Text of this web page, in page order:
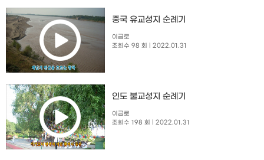
중국 유교성지 순례기
이금로
조회수 98 회
| 2022.01.31
인도 불교성지 순례기
이금로
조회수 198 회
| 2022.01.31